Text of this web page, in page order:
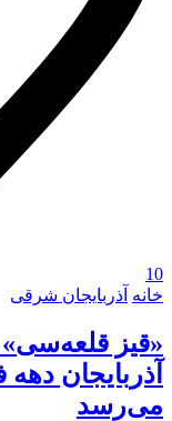
10
خانه آذربایجان شرقی
«قیز
آذربایجان
می‌رسد